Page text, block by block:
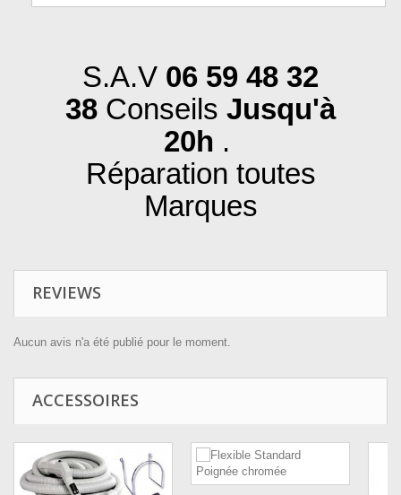
S.A.V 06 59 48 32
38 Conseils Jusqu'à
20h .
Réparation toutes
Marques
REVIEWS
Aucun avis n'a été publié pour le moment.
ACCESSOIRES